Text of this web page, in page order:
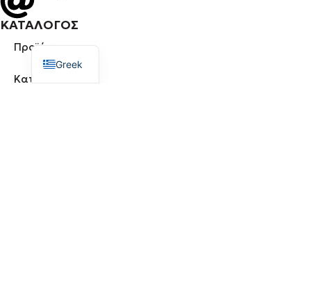
ΚΑΤΑΛΟΓΟΣ
Προϊόντα
Κατηγορίες
Greek